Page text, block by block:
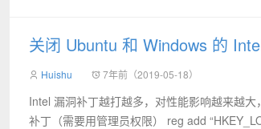
关闭 Ubuntu 和 Windows 的
Huishu 7年前（2019-05-18）
Intel 漏洞补丁越打越多，对性能影响越来越
补丁（需要用管理员权限） reg add